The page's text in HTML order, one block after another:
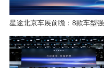
星途北京车展前瞻：8款车型强
势集结，开启3.0性能豪华探索
新姿态